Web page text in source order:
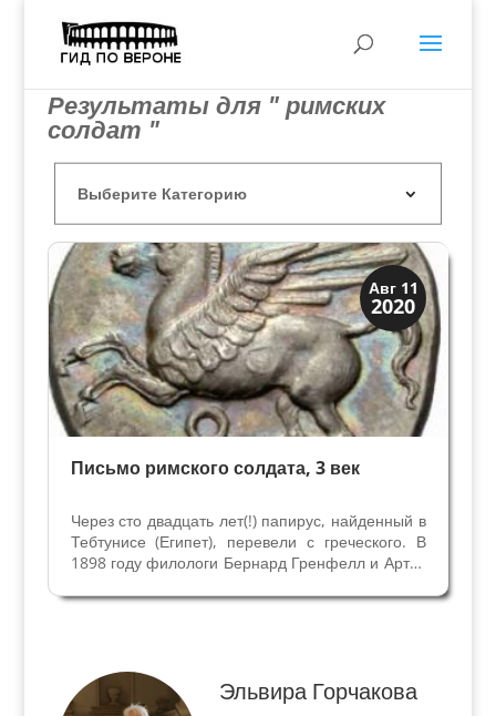
Результаты для " римских
солдат "
Авг 11
2020
Древний Рим
История
Письмо римского солдата, 3 век
Через сто двадцать лет(!) папирус, найденный в
Тебтунисе (Египет), перевели с греческого. В
1898 году филологи Бернард Гренфелл и Артур
папирусах на греческом и латинском, которые
Эльвира Горчакова